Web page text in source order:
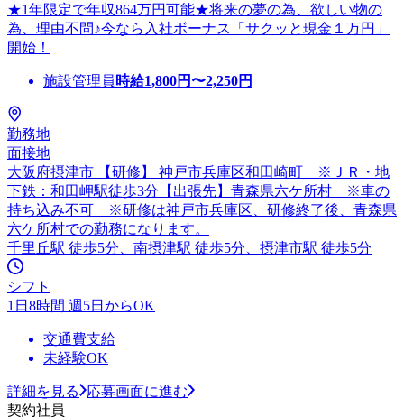
★1年限定で年収864万円可能★将来の夢の為、欲しい物の
為、理由不問♪今なら入社ボーナス「サクッと現金１万円」
開始！
施設管理員 時給1,800円〜2,250円
勤務地
面接地
大阪府摂津市 【研修】 神戸市兵庫区和田崎町 ※ＪＲ・地
下鉄：和田岬駅徒歩3分【出張先】青森県六ケ所村 ※車の
持ち込み不可 ※研修は神戸市兵庫区、研修終了後、青森県
六ケ所村での勤務になります。
千里丘駅 徒歩5分、南摂津駅 徒歩5分、摂津市駅 徒歩5分
シフト
1日8時間 週5日からOK
交通費支給
未経験OK
詳細を見る
応募画面に進む
契約社員